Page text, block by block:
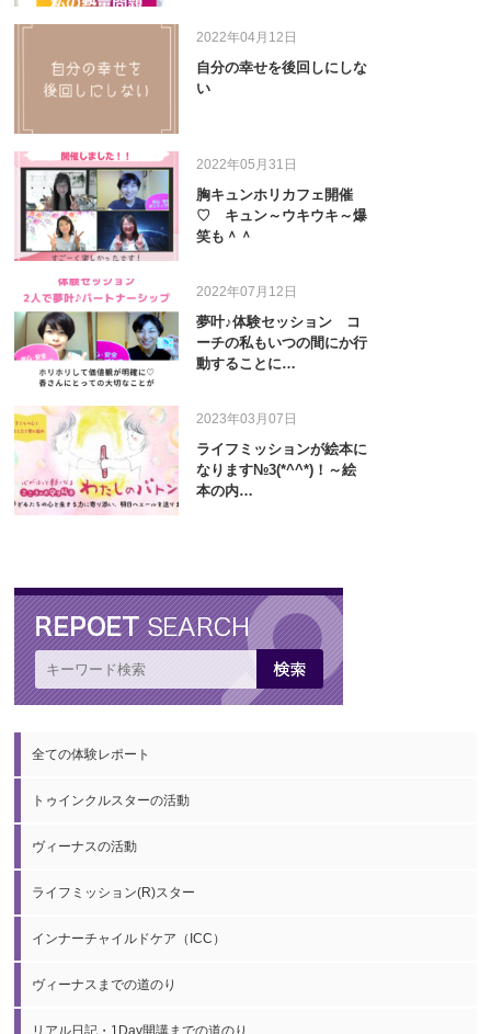
2022年04月12日
自分の幸せを後回しにしな
い
2022年05月31日
胸キュンホリカフェ開催
♡ キュン～ウキウキ～爆
笑も＾＾
2022年07月12日
夢叶♪体験セッション コ
ーチの私もいつの間にか行
動することに…
2023年03月07日
ライフミッションが絵本に
なります№3(*^^*)！～絵
本の内…
全ての体験レポート
トゥインクルスターの活動
ヴィーナスの活動
ライフミッション(R)スター
インナーチャイルドケア（ICC）
ヴィーナスまでの道のり
リアル日記・1Day開講までの道のり